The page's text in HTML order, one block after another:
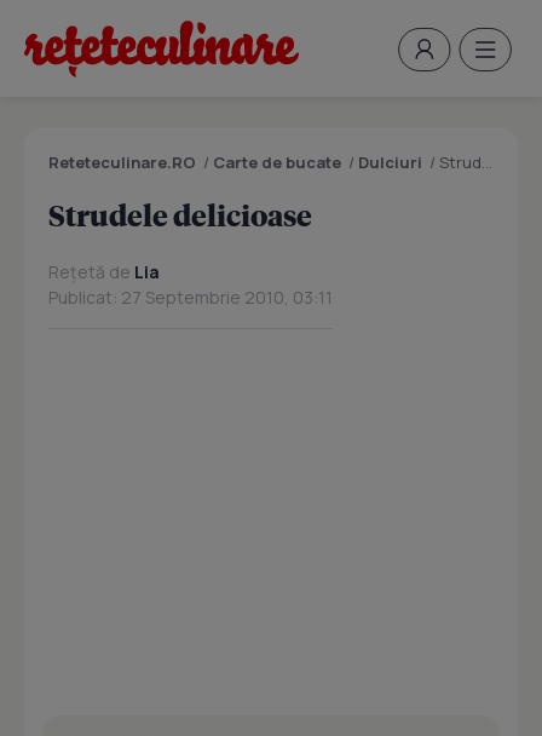
Reteteculinare.RO / Carte de bucate / Dulciuri / Strudele delicioase
Strudele delicioase
Rețetă de Lia
Publicat: 27 Septembrie 2010, 03:11